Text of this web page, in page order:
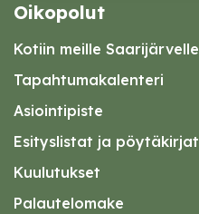
Oikopolut
Kotiin meille Saarijärvelle
Tapahtumakalenteri
Asiointipiste
Esityslistat ja pöytäkirjat
Kuulutukset
Palautelomake